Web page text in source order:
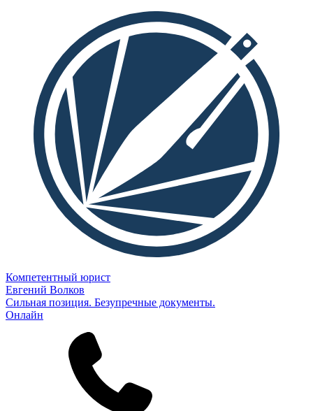
Компетентный юрист
Евгений Волков
Сильная позиция. Безупречные документы.
Онлайн